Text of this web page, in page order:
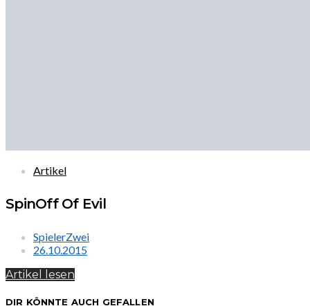
Artikel
SpinOff Of Evil
SpielerZwei
26.10.2015
Artikel lesen
DIR KÖNNTE AUCH GEFALLEN